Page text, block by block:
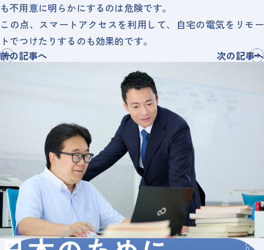
も不用意に明らかにするのは危険です。
この点、スマートアクセスを利用して、自宅の電気をリモー
トでつけたりするのも効果的です。
前の記事へ
⁨⁩次の記事へ